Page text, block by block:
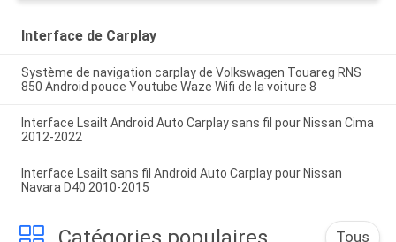
Interface de Carplay
Système de navigation carplay de Volkswagen Touareg RNS
850 Android pouce Youtube Waze Wifi de la voiture 8
Interface Lsailt Android Auto Carplay sans fil pour Nissan Cima
2012-2022
Interface Lsailt sans fil Android Auto Carplay pour Nissan
Navara D40 2010-2015
Tous